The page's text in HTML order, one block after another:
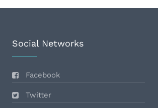
Social Networks
Facebook
Twitter